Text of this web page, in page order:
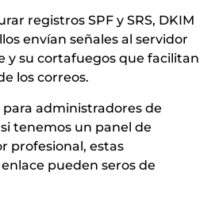
registros SPF y SRS, DKIM
envían señales al servidor
y su cortafuegos que facilitan
los correos.
administradores de
tenemos un panel de
profesional, estas
pueden seros de